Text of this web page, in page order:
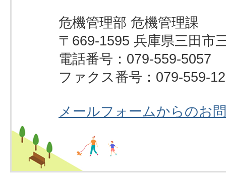
危機管理部 危機管理課
〒669-1595 兵庫県三田市
電話番号：079-559-5057
ファクス番号：079-559-
メールフォームからのお